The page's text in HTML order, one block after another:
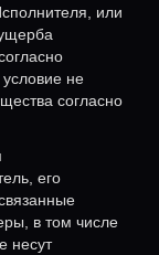
или
не
согласно
его
в том числе
несут